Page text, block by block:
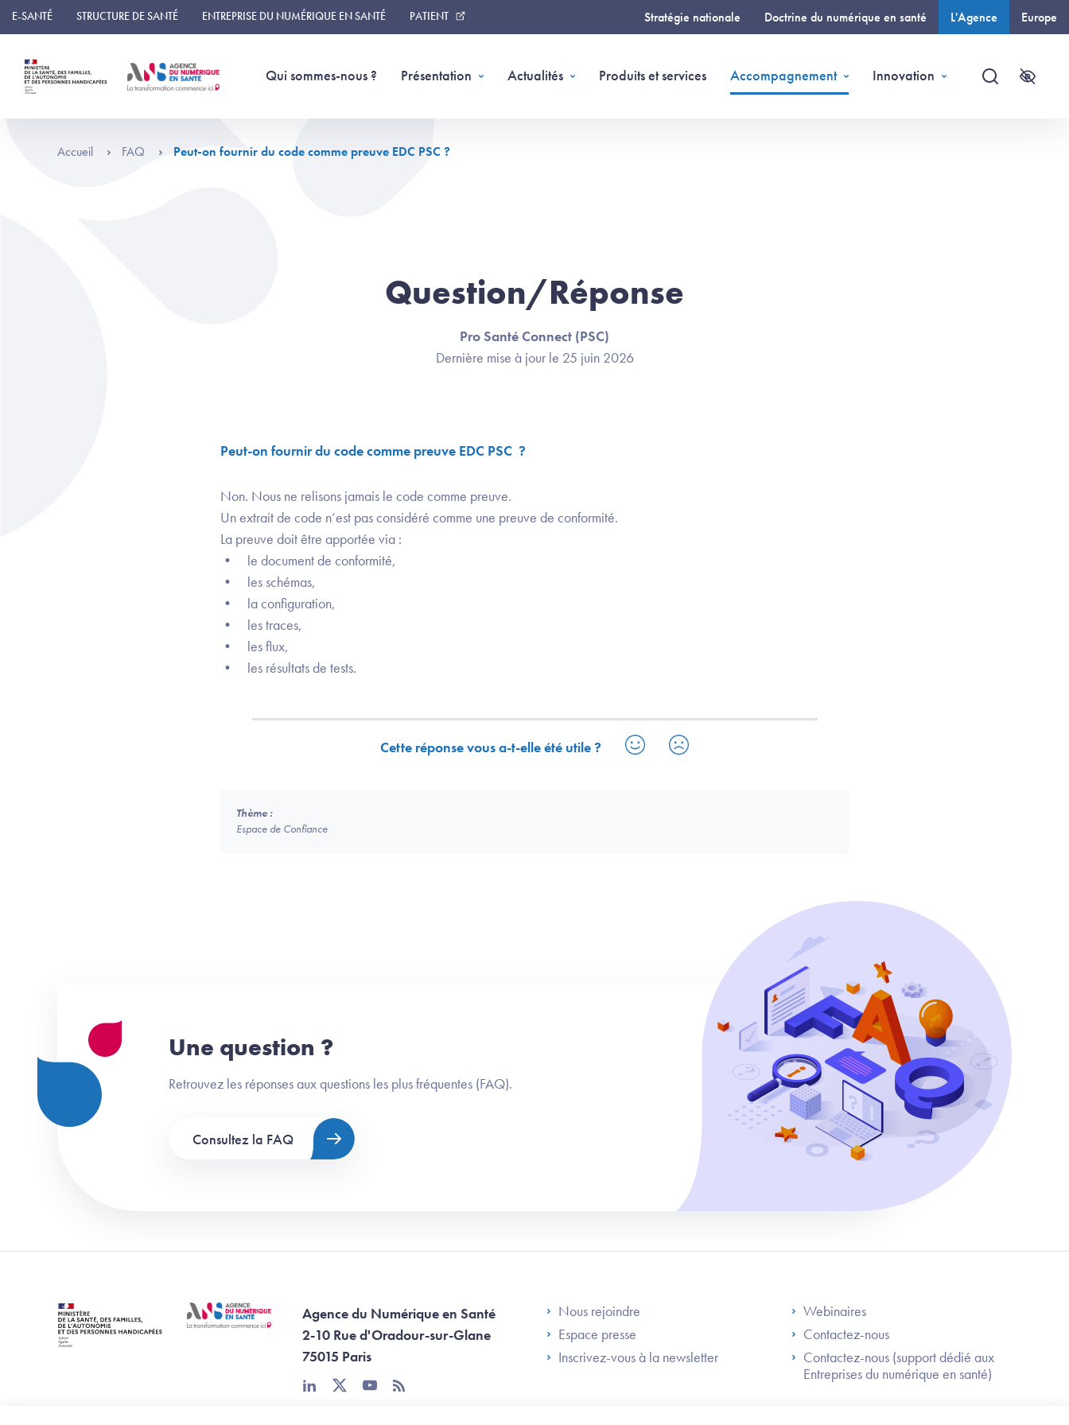
Panneau de gestion des cookies
E-SANTÉ STRUCTURE DE SANTÉ ENTREPRISE DU NUMÉRIQUE EN SANTÉ PATIENT Stratégie nationale Doctrine du numérique en santé L'Agence Europe
Qui sommes-nous ? Présentation Actualités Produits et services Accompagnement Innovation
Recherche
Accueil FAQ Peut-on fournir du code comme preuve EDC PSC ?
Question/Réponse
Pro Santé Connect (PSC)
Dernière mise à jour le 25 juin 2026
Peut-on fournir du code comme preuve EDC PSC ?
Non. Nous ne relisons jamais le code comme preuve.
Un extrait de code n’est pas considéré comme une preuve de conformité.
La preuve doit être apportée via :
• le document de conformité,
• les schémas,
• la configuration,
• les traces,
• les flux,
• les résultats de tests.
Cette réponse vous a-t-elle été utile ?
Thème :
Espace de Confiance
Une question ?
Retrouvez les réponses aux questions les plus fréquentes (FAQ).
Consultez la FAQ
Agence du Numérique en Santé
2-10 Rue d'Oradour-sur-Glane
75015 Paris
linkedintwitteryoutube
rss
Footer Left ANS
Nous rejoindre
Espace presse
Inscrivez-vous à la newsletter
Footer Right ANS
Webinaires
Contactez-nous
Contactez-nous (support dédié aux
Entreprises du numérique en santé)